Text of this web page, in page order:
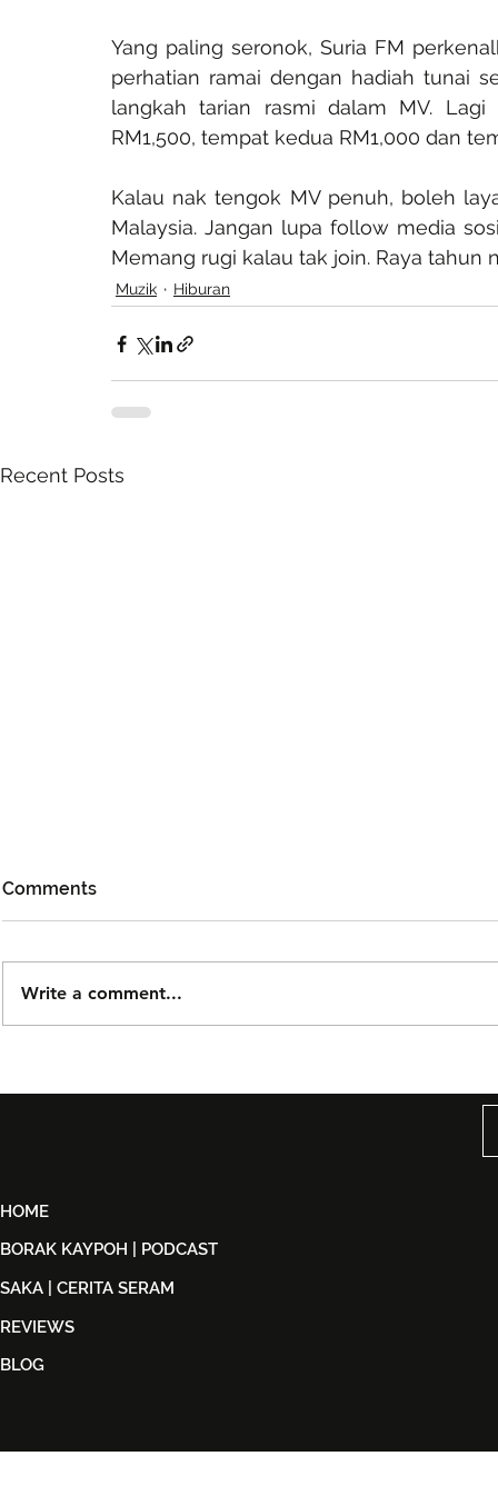
Yang paling seronok, Suria FM
perhatian ramai dengan hadiah tunai
langkah tarian rasmi dalam MV.
RM1,500, tempat kedua RM1,000 dan
Kalau nak tengok MV penuh, boleh
Malaysia. Jangan lupa follow media
Memang rugi kalau tak join. Raya
Muzik Hiburan
Recent Posts
Dijual
Comments
Write a comment...
HOME
BORAK KAYPOH | PODCAST
SAKA | CERITA SERAM
REVIEWS
BLOG